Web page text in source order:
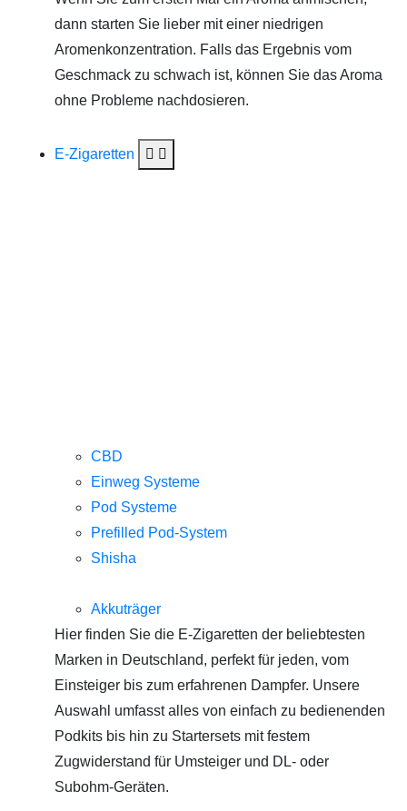
dann starten Sie lieber mit einer niedrigen
Aromenkonzentration. Falls das Ergebnis vom
Geschmack zu schwach ist, können Sie das Aroma
ohne Probleme nachdosieren.
E-Zigaretten
CBD
Einweg Systeme
Pod Systeme
Prefilled Pod-System
Shisha
Akkuträger
Hier finden Sie die E-Zigaretten der beliebtesten
Marken in Deutschland, perfekt für jeden, vom
Einsteiger bis zum erfahrenen Dampfer. Unsere
Auswahl umfasst alles von einfach zu bedienenden
Podkits bis hin zu Startersets mit festem
Zugwiderstand für Umsteiger und DL- oder
Subohm-Geräten.